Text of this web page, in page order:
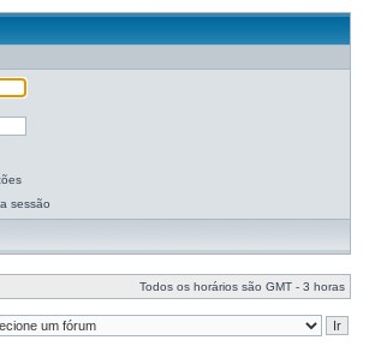
sessão
Todos os horários são GMT - 3 horas